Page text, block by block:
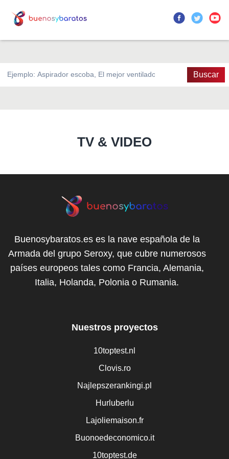
Buscar
TV & VIDEO
Buenosybaratos.es es la nave española de la
Armada del grupo Seroxy, que cubre numerosos
países europeos tales como Francia, Alemania,
Italia, Holanda, Polonia o Rumania.
Nuestros proyectos
10toptest.nl
Clovis.ro
Najlepszerankingi.pl
Hurluberlu
Lajoliemaison.fr
Buonoedeconomico.it
10toptest.de